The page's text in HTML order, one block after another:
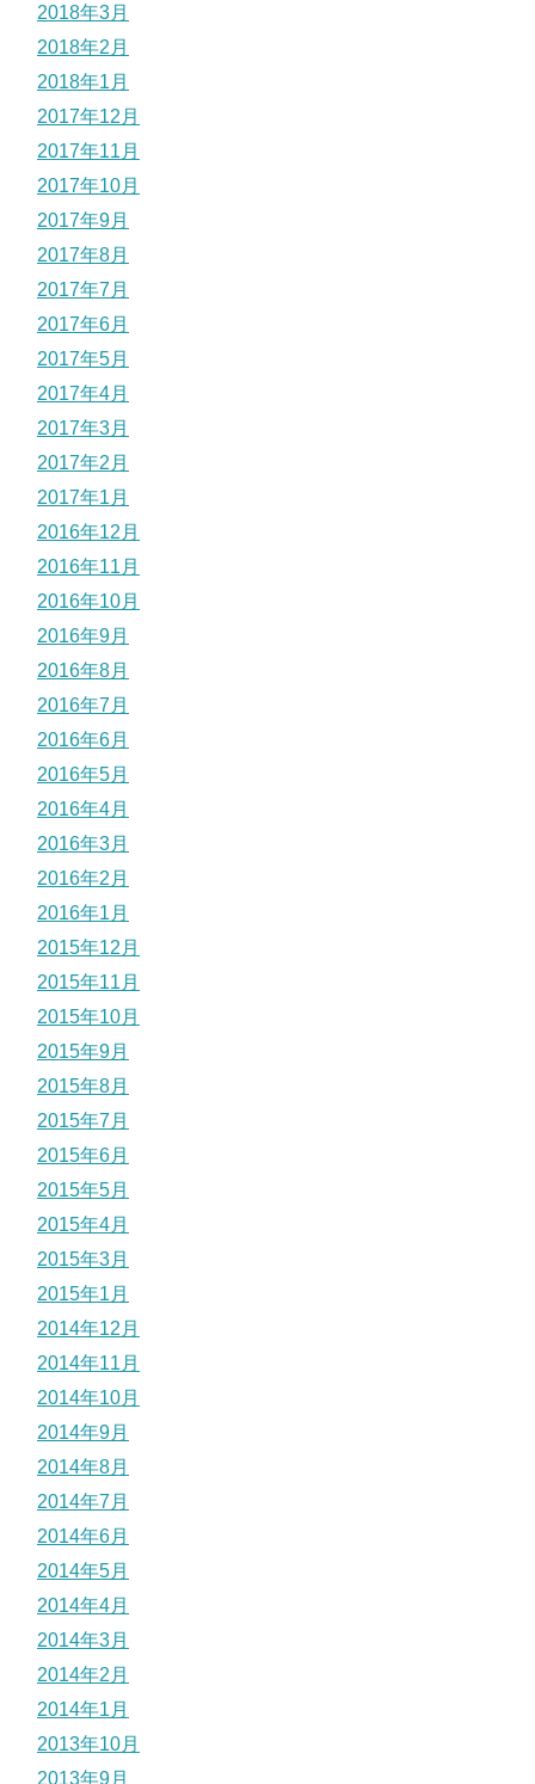
2018年3月
2018年2月
2018年1月
2017年12月
2017年11月
2017年10月
2017年9月
2017年8月
2017年7月
2017年6月
2017年5月
2017年4月
2017年3月
2017年2月
2017年1月
2016年12月
2016年11月
2016年10月
2016年9月
2016年8月
2016年7月
2016年6月
2016年5月
2016年4月
2016年3月
2016年2月
2016年1月
2015年12月
2015年11月
2015年10月
2015年9月
2015年8月
2015年7月
2015年6月
2015年5月
2015年4月
2015年3月
2015年1月
2014年12月
2014年11月
2014年10月
2014年9月
2014年8月
2014年7月
2014年6月
2014年5月
2014年4月
2014年3月
2014年2月
2014年1月
2013年10月
2013年9月